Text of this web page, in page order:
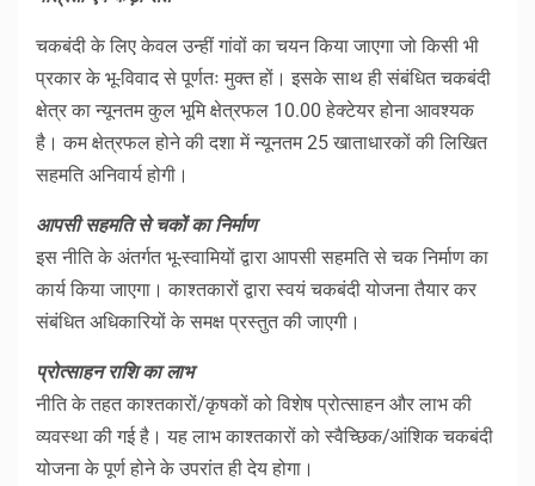
चकबंदी के लिए केवल उन्हीं गांवों का चयन किया जाएगा जो किसी भी
प्रकार के भू-विवाद से पूर्णतः मुक्त हों। इसके साथ ही संबंधित चकबंदी
क्षेत्र का न्यूनतम कुल भूमि क्षेत्रफल 10.00 हेक्टेयर होना आवश्यक
है। कम क्षेत्रफल होने की दशा में न्यूनतम 25 खाताधारकों की लिखित
सहमति अनिवार्य होगी।
आपसी सहमति से चकों का निर्माण
इस नीति के अंतर्गत भू-स्वामियों द्वारा आपसी सहमति से चक निर्माण का
कार्य किया जाएगा। काश्तकारों द्वारा स्वयं चकबंदी योजना तैयार कर
संबंधित अधिकारियों के समक्ष प्रस्तुत की जाएगी।
प्रोत्साहन राशि का लाभ
नीति के तहत काश्तकारों/कृषकों को विशेष प्रोत्साहन और लाभ की
व्यवस्था की गई है। यह लाभ काश्तकारों को स्वैच्छिक/आंशिक चकबंदी
योजना के पूर्ण होने के उपरांत ही देय होगा।